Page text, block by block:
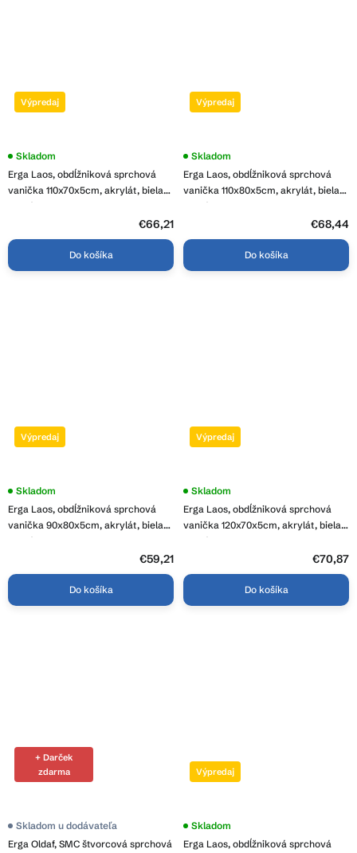
Výpredaj
Erga Laos, obdĺžniková sprchová
vanička 110x70x5cm, akrylát, biela
lesklá, ERG-V06-ACR-7011S-WH-CR
Skladom
€66,21
Do košíka
Výpredaj
Erga Laos, obdĺžniková sprchová
vanička 110x80x5cm, akrylát, biela
lesklá, ERG-V06-ACR-8011S-WH-CR
Skladom
€68,44
Do košíka
Výpredaj
Erga Laos, obdĺžniková sprchová
vanička 90x80x5cm, akrylát, biela
lesklá, ERG-V06-ACR-8090S-WH-
Skladom
€59,21
Do košíka
Výpredaj
Erga Laos, obdĺžniková sprchová
vanička 120x70x5cm, akrylát, biela
lesklá, ERG-V06-ACR-7012S-WH-CR
Skladom
€70,87
Do košíka
+ Darček
zdarma
Erga Oldaf, SMC štvorcová sprchová
Skladom u dodávateľa
Výpredaj
Erga Laos, obdĺžniková sprchová
Skladom